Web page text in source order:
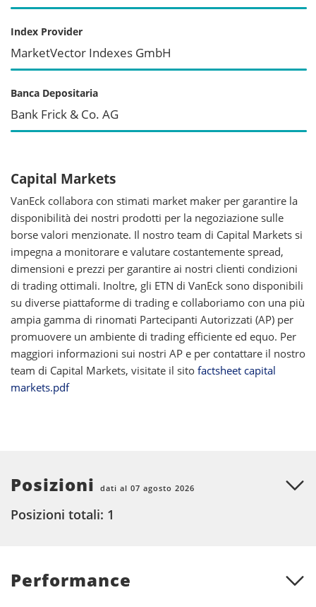
Index Provider
MarketVector Indexes GmbH
Banca Depositaria
Bank Frick & Co. AG
Capital Markets
VanEck collabora con stimati market maker per garantire la
disponibilità dei nostri prodotti per la negoziazione sulle
borse valori menzionate. Il nostro team di Capital Markets si
impegna a monitorare e valutare costantemente spread,
dimensioni e prezzi per garantire ai nostri clienti condizioni
di trading ottimali. Inoltre, gli ETN di VanEck sono disponibili
su diverse piattaforme di trading e collaboriamo con una più
ampia gamma di rinomati Partecipanti Autorizzati (AP) per
promuovere un ambiente di trading efficiente ed equo. Per
maggiori informazioni sui nostri AP e per contattare il nostro
team di Capital Markets, visitate il sito factsheet capital
markets.pdf
Posizioni dati al 07 agosto 2026
Posizioni totali: 1
Performance